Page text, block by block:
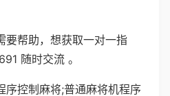
要帮助，想获取一对一指
随时交流 。
序控制麻将;普通麻将机程序